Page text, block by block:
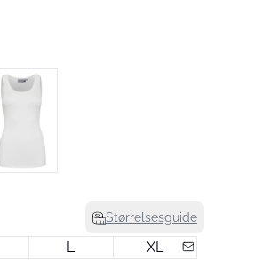
Størrelsesguide
L
XL